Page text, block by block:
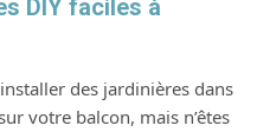
DIY faciles à
des jardinières dans
votre balcon, mais n’êtes